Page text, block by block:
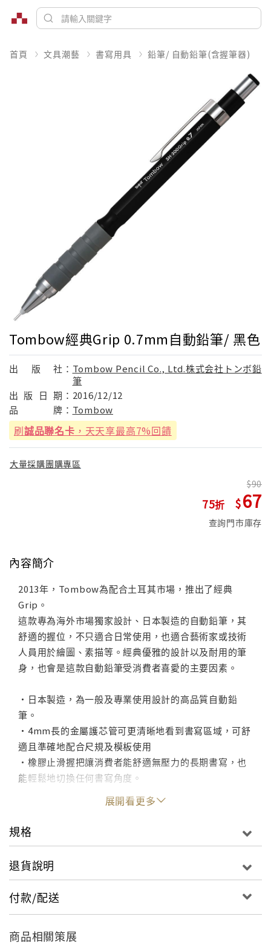
首頁 文具潮藝 書寫用具 鉛筆/ 自動鉛筆(含握筆器)
Tombow經典Grip 0.7mm自動鉛筆/ 黑色
出 版 社： Tombow Pencil Co., Ltd.株式会社トンボ鉛
筆
出 版 日 期： 2016/12/12
品
牌： Tombow
刷誠品聯名卡 ，天天享最高7%回饋
大量採購團購專區
75
90
67
查詢門市庫存
內容簡介
2013年，Tombow為配合土耳其市場，推出了經典
Grip。
這款專為海外市場獨家設計、日本製造的自動鉛筆，其
舒適的握位，不只適合日常使用，也適合藝術家或技術
人員用於繪圖、素描等。經典優雅的設計以及耐用的筆
身，也會是這款自動鉛筆受消費者喜愛的主要因素。
・日本製造，為一般及專業使用設計的高品質自動鉛
筆。
・4mm長的金屬護芯管可更清晰地看到書寫區域，可舒
適且準確地配合尺規及模板使用
・橡膠止滑握把讓消費者能舒適無壓力的長期書寫，也
能輕鬆地切換任何書寫角度。
・可拆的金屬筆夾堅固耐用，且可避免自動鉛筆滾動。
・15mm的筆擦可旋轉筆身上端伸長或縮短，可用來修
正較小錯誤(筆擦無替蕊)。
・所有自動鉛筆內均附有2B鉛蕊，按壓筆身上端的按鍵
・適用鉛蕊直徑印刷在筆身上。鉛蕊直徑0.7mm與
展開看更多
規格
退貨說明
付款/配送
商品相關策展